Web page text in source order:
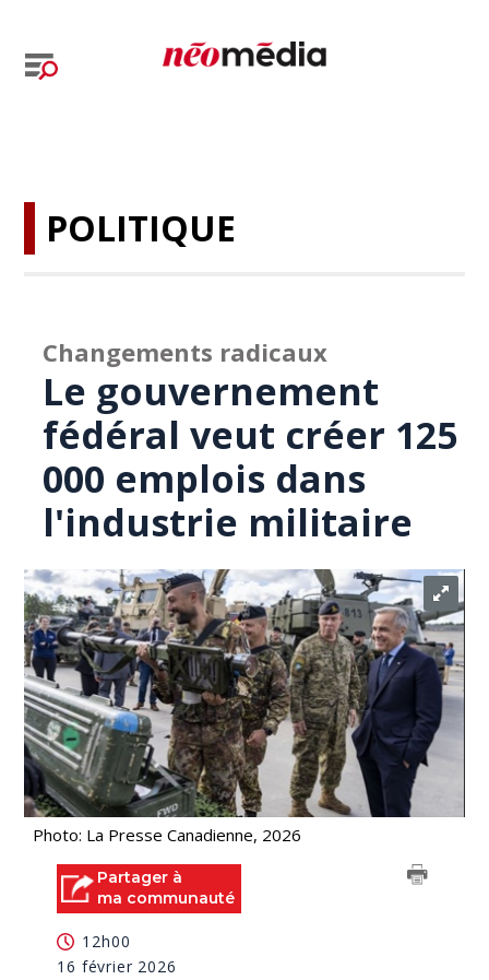
POLITIQUE
Changements radicaux
Le gouvernement
fédéral veut créer 125
000 emplois dans
l'industrie militaire
Photo: La Presse Canadienne, 2026
Partager à
ma communauté
12h00
16 février 2026